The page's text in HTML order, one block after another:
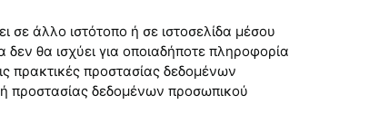
σε άλλο ιστότοπο ή σε ιστοσελίδα μέσου
θα ισχύει για οποιαδήποτε πληροφορία
πρακτικές προστασίας δεδομένων
προστασίας δεδομένων προσωπικού